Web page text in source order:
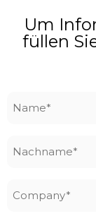
Um
füllen